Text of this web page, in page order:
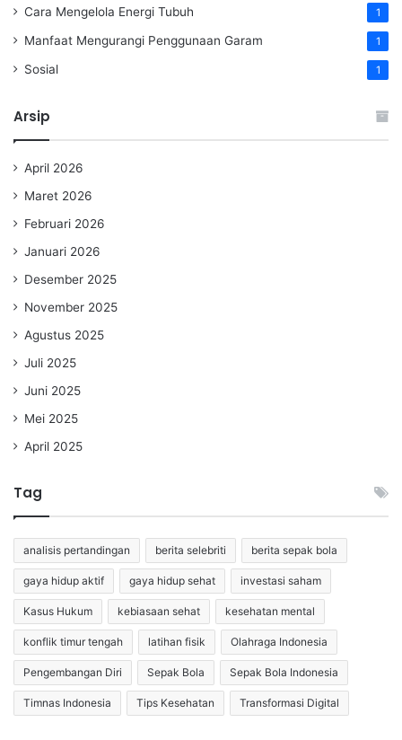
Cara Mengelola Energi Tubuh 1
Manfaat Mengurangi Penggunaan Garam 1
Sosial 1
Arsip
April 2026
Maret 2026
Februari 2026
Januari 2026
Desember 2025
November 2025
Agustus 2025
Juli 2025
Juni 2025
Mei 2025
April 2025
Tag
analisis pertandingan berita selebriti berita sepak bola
gaya hidup aktif gaya hidup sehat investasi saham
Kasus Hukum kebiasaan sehat kesehatan mental
konflik timur tengah latihan fisik Olahraga Indonesia
Pengembangan Diri Sepak Bola Sepak Bola Indonesia
Timnas Indonesia Tips Kesehatan Transformasi Digital